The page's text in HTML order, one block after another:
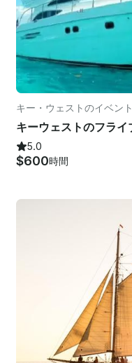
キー・ウェストのイベント
5.0
$600時間